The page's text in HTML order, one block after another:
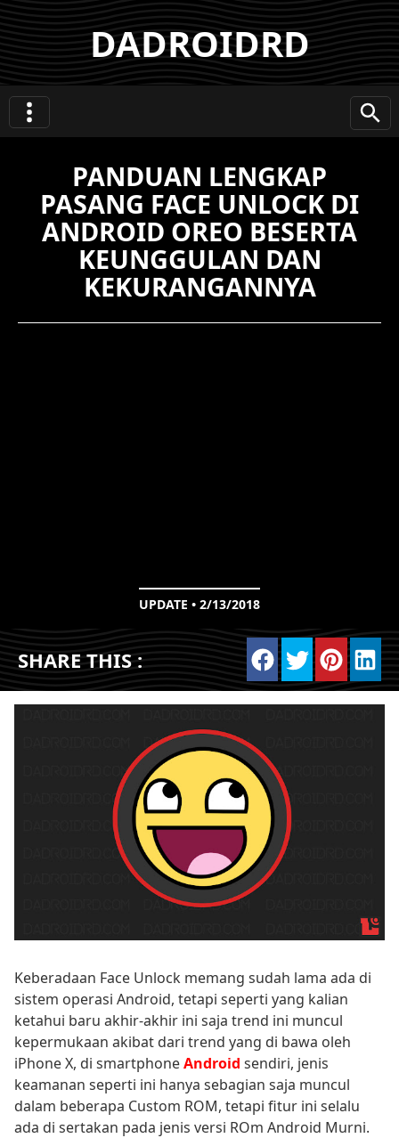
DADROIDRD
PANDUAN LENGKAP
PASANG FACE UNLOCK DI
ANDROID OREO BESERTA
KEUNGGULAN DAN
KEKURANGANNYA
UPDATE • 2/13/2018
SHARE THIS :
Keberadaan Face Unlock memang sudah lama ada di
sistem operasi Android, tetapi seperti yang kalian
ketahui baru akhir-akhir ini saja trend ini muncul
kepermukaan akibat dari trend yang di bawa oleh
iPhone X, di smartphoneAndroid sendiri, jenis
keamanan seperti ini hanya sebagian saja muncul
dalam beberapa Custom ROM, tetapi fitur ini selalu
ada di sertakan pada jenis versi ROm Android Murni.